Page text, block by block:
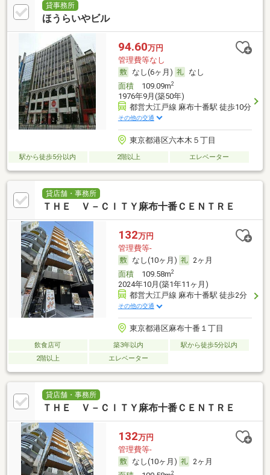
貸事務所
ほうらいやビル
94.60万円
管理費等なし
なし(6ヶ月)
なし
面積109.09m2
1976年9月(築50年)
都営大江戸線 麻布十番駅 徒歩10分
その他の交通
東京都港区六本木５丁目
駅から徒歩5分以内 2階以上 エレベーター
貸店舗・事務所
ＴＨＥ Ｖ－ＣＩＴＹ麻布十番ＣＥＮＴＲＥ
132万円
管理費等-
なし(10ヶ月)
2ヶ月
面積109.58m2
2024年10月(築1年11ヶ月)
都営大江戸線 麻布十番駅 徒歩2分
その他の交通
東京都港区麻布十番１丁目
飲食店可 築3年以内
駅から徒歩5分以内
2階以上
エレベーター
貸店舗・事務所
ＴＨＥ Ｖ－ＣＩＴＹ麻布十番ＣＥＮＴＲＥ
132万円
管理費等-
なし(10ヶ月)
2ヶ月
2